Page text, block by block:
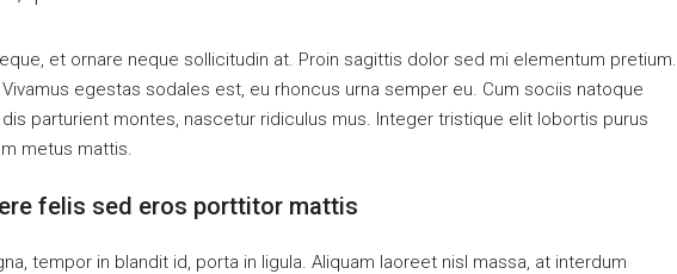
et ornare neque sollicitudin at. Proin sagittis dolor sed mi elementum pretium.
egestas sodales est, eu rhoncus urna semper eu. Cum sociis natoque
parturient montes, nascetur ridiculus mus. Integer tristique elit lobortis purus
metus mattis.
felis sed eros porttitor mattis
tempor in blandit id, porta in ligula. Aliquam laoreet nisl massa, at interdum